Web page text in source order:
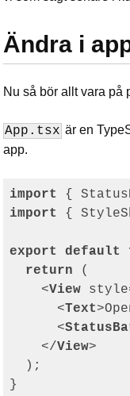
Ändra i
Nu så bör allt vara på
App.tsx är en
app.
import {
import
{
export default
return (
<View style
<Text>
<
</View>
  );
}